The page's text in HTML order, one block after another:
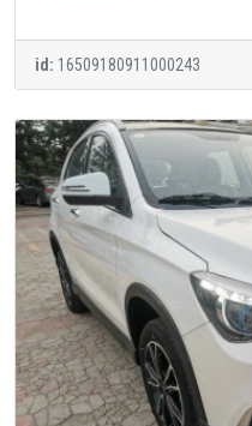
id: 16509180911000243